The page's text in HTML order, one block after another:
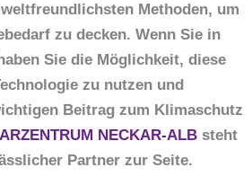
Methoden, um
zu decken. Wenn Sie in
Sie die Möglichkeit, diese
zu nutzen und
Beitrag zum Klimaschutz
NECKAR-ALB steht
Partner zur Seite.